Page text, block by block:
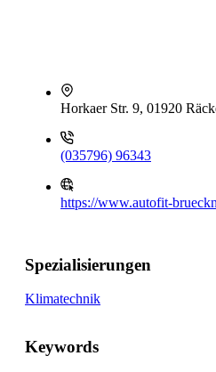
Horkaer Str. 9, 01920
(035796) 96343
https://www.autofit-
Spezialisierungen
Klimatechnik
Keywords